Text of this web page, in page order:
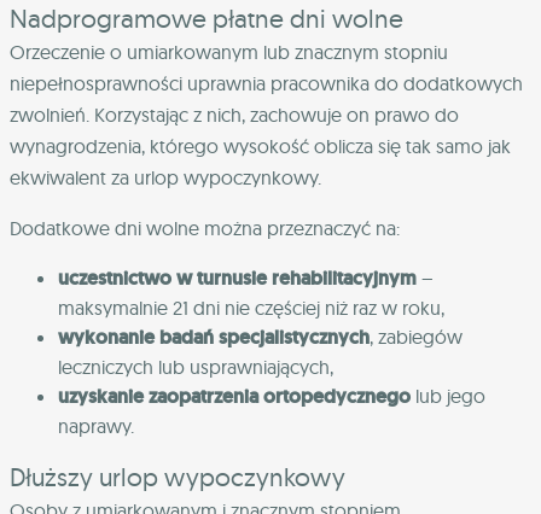
Nadprogramowe płatne dni wolne
Orzeczenie o umiarkowanym lub znacznym stopniu
niepełnosprawności uprawnia pracownika do dodatkowych
zwolnień. Korzystając z nich, zachowuje on prawo do
wynagrodzenia, którego wysokość oblicza się tak samo jak
ekwiwalent za urlop wypoczynkowy.
Dodatkowe dni wolne można przeznaczyć na:
uczestnictwo w turnusie rehabilitacyjnym –
maksymalnie 21 dni nie częściej niż raz w roku,
wykonanie badań specjalistycznych, zabiegów
leczniczych lub usprawniających,
uzyskanie zaopatrzenia ortopedycznego lub jego
naprawy.
Dłuższy urlop wypoczynkowy